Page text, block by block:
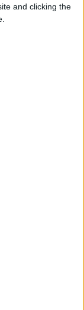
and clicking the